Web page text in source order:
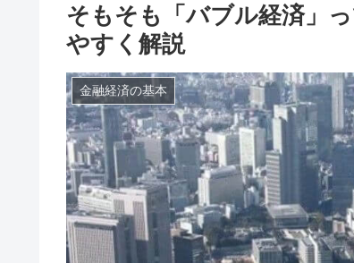
そもそも「バブル経済」
やすく解説
金融経済の基本